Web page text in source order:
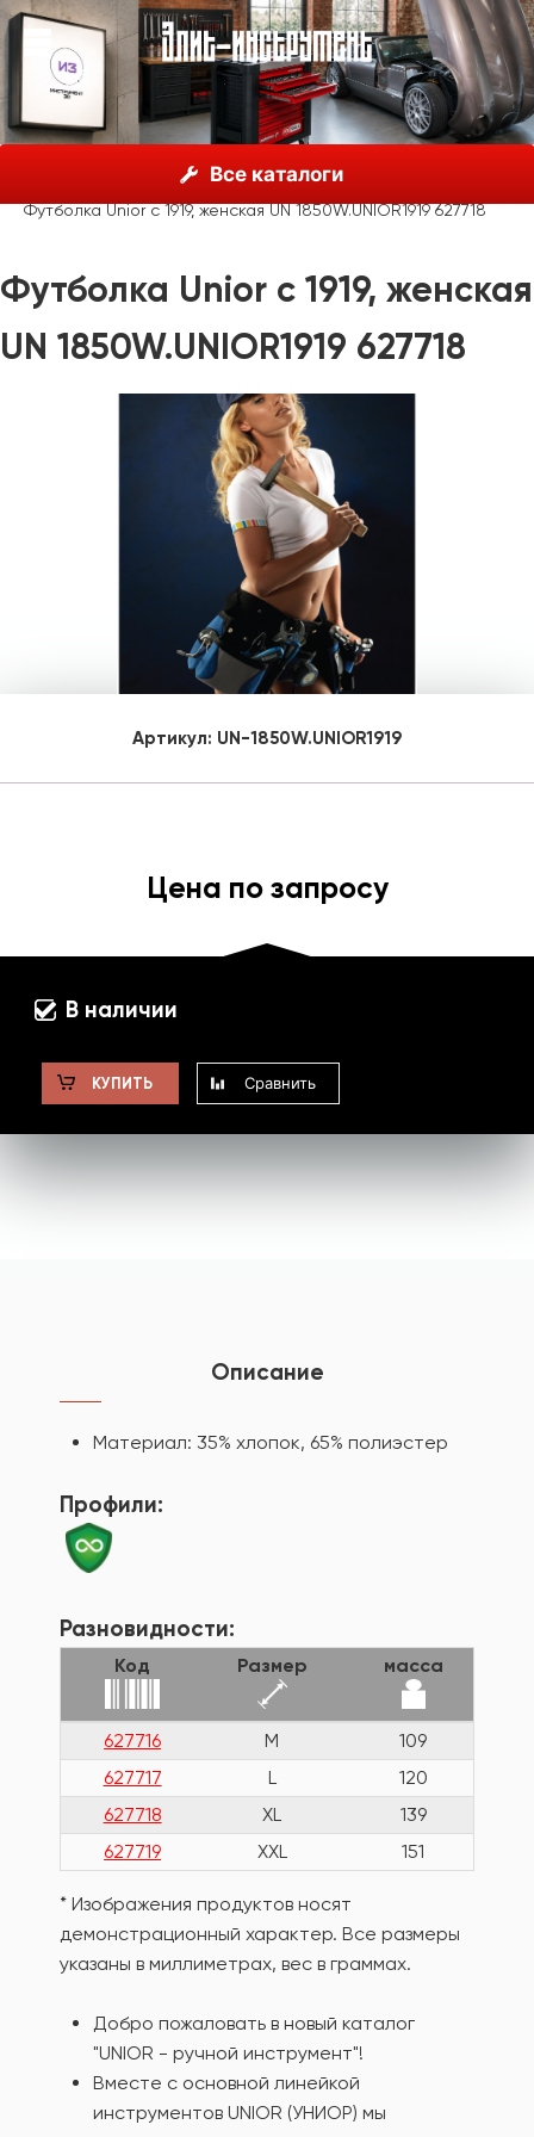
Все каталоги
Unior, Словения
Рекламные материалы
Одежда
Футболка Unior с 1919, женская UN 1850W.UNIOR1919 627718
Футболка Unior с 1919, женская
UN 1850W.UNIOR1919 627718
Артикул: UN-1850W.UNIOR1919
Цена по запросу
В наличии
КУПИТЬ Сравнить
Описание
Материал: 35% хлопок, 65% полиэстер
Профили:
Разновидности:
Код Размер масса
627716 M
109
627717
L
120
627718
XL
139
627719
XXL 151
* Изображения продуктов носят
демонстрационный характер. Все размеры
указаны в миллиметрах, вес в граммах.
Добро пожаловать в новый каталог
"UNIOR - ручной инструмент"!
Вместе с основной линейкой
инструментов UNIOR (УНИОР) мы